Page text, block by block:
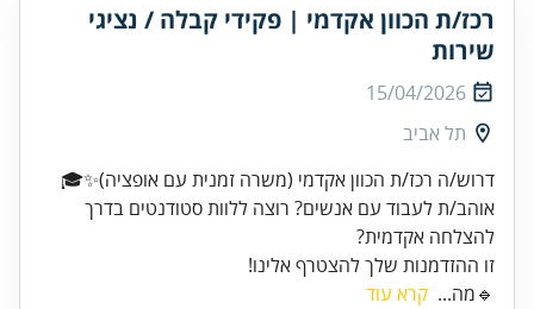
רכז/ת הכוון אקדמי | פקידי קבלה / נציגי
שירות
15/04/2026
תל אביב
אוהב/ת לעבוד עם אנשים? רוצה ללוות סטודנטים בדרך
זו ההזדמנות שלך להצטרף אלינו!
🔹מה... קרא עוד